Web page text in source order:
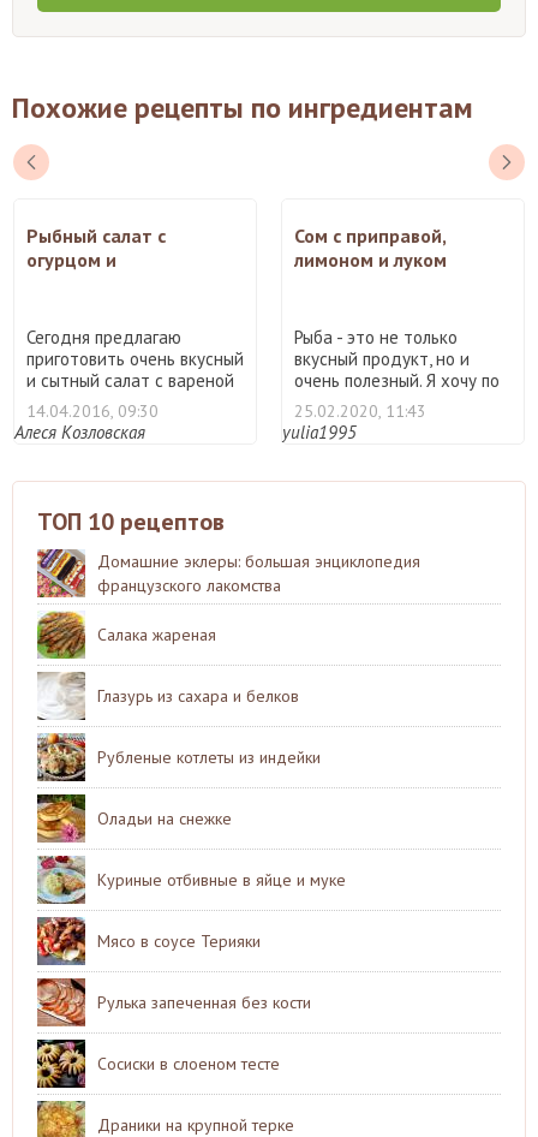
Похожие рецепты по ингредиентам
Рыбный салат с
огурцом и
Сегодня предлагаю
приготовить очень вкусный
и сытный салат с вареной
...14.04.2016, 09:30
Алеся Козловская
Сом с приправой,
лимоном и луком
Рыба - это не только
вкусный продукт, но и
очень полезный. Я хочу по
...
25.02.2020, 11:43
yulia1995
ТОП 10 рецептов
Домашние эклеры: большая энциклопедия
французского лакомства
Салака жареная
Глазурь из сахара и белков
Рубленые котлеты из индейки
Оладьи на снежке
Куриные отбивные в яйце и муке
Мясо в соусе Терияки
Рулька запеченная без кости
Сосиски в слоеном тесте
Драники на крупной терке